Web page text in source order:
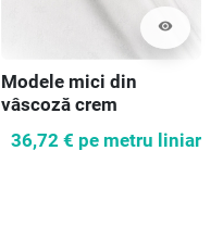
visibility
Modele mici din
vâscoză crem
36,72 € pe metru liniar